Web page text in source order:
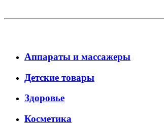
Аппараты и массажеры
Детские товары
Здоровье
Косметика